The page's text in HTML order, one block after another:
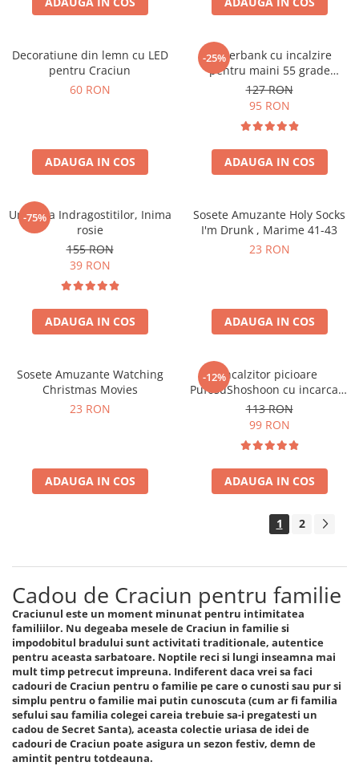
Decoratiune din lemn cu LED
pentru Craciun
60 RON
ADAUGA IN COS
-25%
Powerbank cu incalzire
pentru maini 55 grade
Bucuria frigurosilor
10000mAh
127 RON
95 RON
ADAUGA IN COS
-75%
Umbrela Indragostitilor, Inima
rosie
155 RON
39 RON
ADAUGA IN COS
Sosete Amuzante Holy Socks
I'm Drunk , Marime 41-43
23 RON
ADAUGA IN COS
Sosete Amuzante Watching
Christmas Movies
23 RON
ADAUGA IN COS
-12%Incalzitor picioare
PufosuShoshoon cu incarcare
USB
113 RON
99 RON
ADAUGA IN COS
1 2
Cadou de Craciun pentru familie
Craciunul este un moment minunat pentru intimitatea
familiilor. Nu degeaba mesele de Craciun in familie si
impodobitul bradului sunt activitati traditionale, autentice
pentru aceasta sarbatoare. Noptile reci si lungi inseamna mai
mult timp petrecut impreuna. Indiferent daca vrei sa faci
cadouri de Craciun pentru o familie pe care o cunosti sau pur si
simplu pentru o familie mai putin cunoscuta (cum ar fi familia
sefului sau familia colegei careia trebuie sa-i pregatesti un
cadou de Secret Santa), aceasta colectie uriasa de idei de
cadouri de Craciun poate asigura un sezon festiv, demn de
amintit pentru totdeauna.